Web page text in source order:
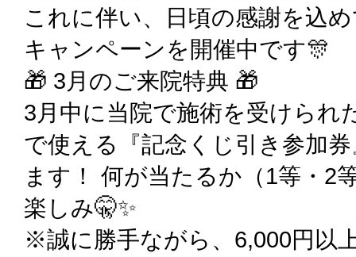
これに伴い、日頃の感謝を込
キャンペーンを開催中です🎊
🎁 3月のご来院特典 🎁
3月中に当院で施術を受けられ
で使える『記念くじ引き参加
ます！ 何が当たるか（1等・2
楽しみ🤫✨
※誠に勝手ながら、6,000円以